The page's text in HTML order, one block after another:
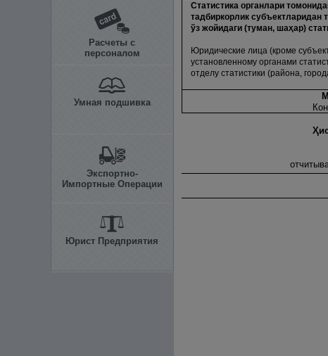
Расчеты с
персоналом
Умная подшивка
Экспортно-
Импортные Операции
Юрист Предприятия
Статистика органлари
тадбиркорлик субъектларидан
ўз жойидаги (туман, шаҳар)
Юридические лица (кроме
установленному органами
отделу статистики (района,
Ҳ